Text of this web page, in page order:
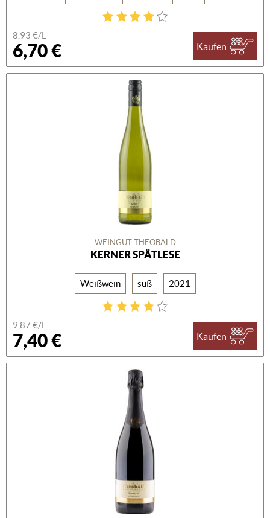
8,93 €/L
6,70 € Kaufen
WEINGUT THEOBALD
KERNER SPÄTLESE
Weißwein süß 2021
9,87 €/L
7,40 € Kaufen